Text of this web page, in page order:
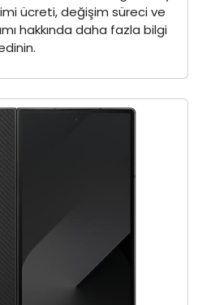
ücreti, değişim süreci ve
hakkında daha fazla bilgi